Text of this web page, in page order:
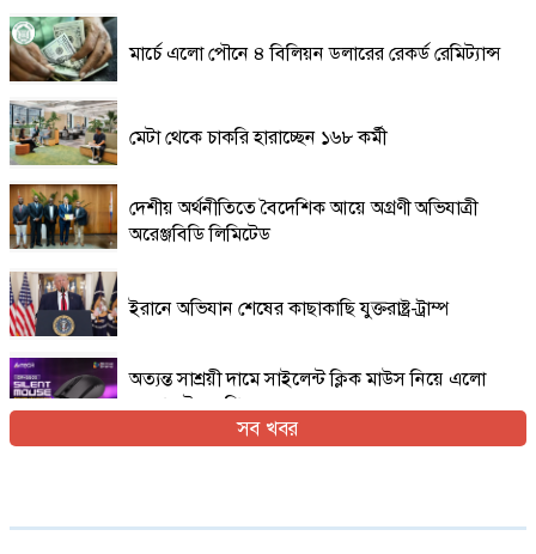
মার্চে এলো পৌনে ৪ বিলিয়ন ডলারের রেকর্ড রেমিট্যান্স
মেটা থেকে চাকরি হারাচ্ছেন ১৬৮ কর্মী
দেশীয় অর্থনীতিতে বৈদেশিক আয়ে অগ্রণী অভিযাত্রী
অরেঞ্জবিডি লিমিটেড
ইরানে অভিযান শেষের কাছাকাছি যুক্তরাষ্ট্র-ট্রাম্প
অত্যন্ত সাশ্রয়ী দামে সাইলেন্ট ক্লিক মাউস নিয়ে এলো
এফোরটেক ওপি-৫৫০এস
সব খবর